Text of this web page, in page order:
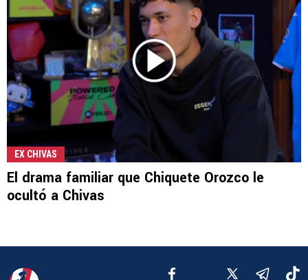
EX CHIVAS
El drama familiar que Chiquete Orozco le
ocultó a Chivas